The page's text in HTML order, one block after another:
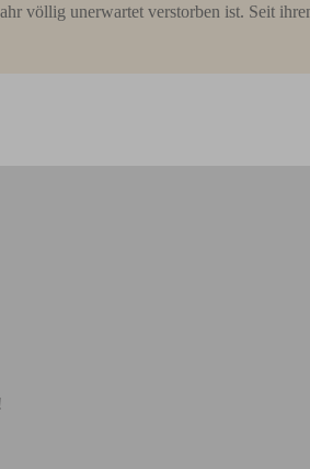
völlig unerwartet verstorben ist. Seit